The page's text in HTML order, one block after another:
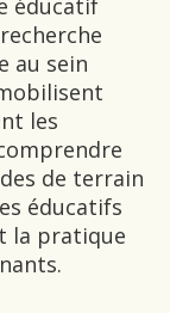
éducatif
au sein
les
de terrain
éducatifs
la pratique